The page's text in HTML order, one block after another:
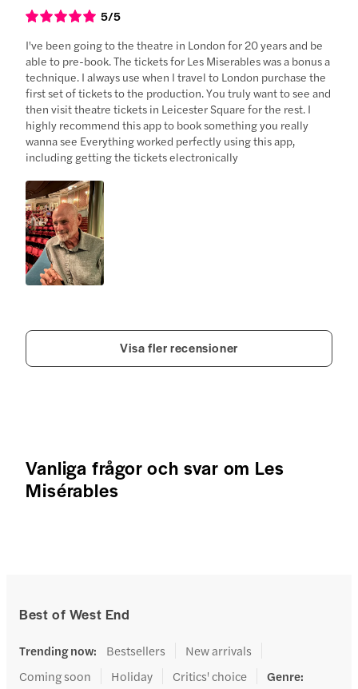
5/5
I've been going to the theatre in London for 20 years and be
able to pre-book. The tickets for Les Miserables was a bonus a
technique. I always use when I travel to London purchase the
first set of tickets to the production. You truly want to see and
then visit theatre tickets in Leicester Square for the rest. I
highly recommend this app to book something you really
wanna see Everything worked perfectly using this app,
including getting the tickets electronically
Visa fler recensioner
Vanliga frågor och svar om Les
Misérables
Best of West End
Trending now: Bestsellers
New arrivals
Coming soon
Holiday Critics' choice Genre: